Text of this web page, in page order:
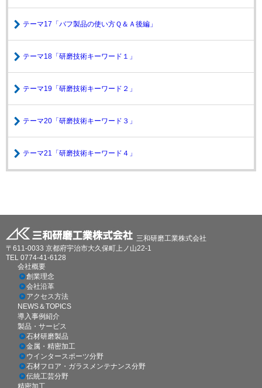
テーマ17「バフ製品の使い方Ｑ＆Ａ後編」
テーマ18「研磨技術キーワード１」
テーマ19「研磨技術キーワード２」
テーマ20「研磨技術キーワード３」
テーマ21「研磨技術キーワード４」
三和研磨工業株式会社
〒611-0033 京都府宇治市大久保町上ノ山22-1
TEL 0774-41-6128
会社概要
創業理念
会社沿革
アクセス方法
NEWS＆TOPICS
導入事例紹介
製品・サービス
石材研磨製品
金属・精密加工
ウインタースポーツ分野
石材フロア・ガラスメンテナンス分野
伝統工芸分野
精密加工